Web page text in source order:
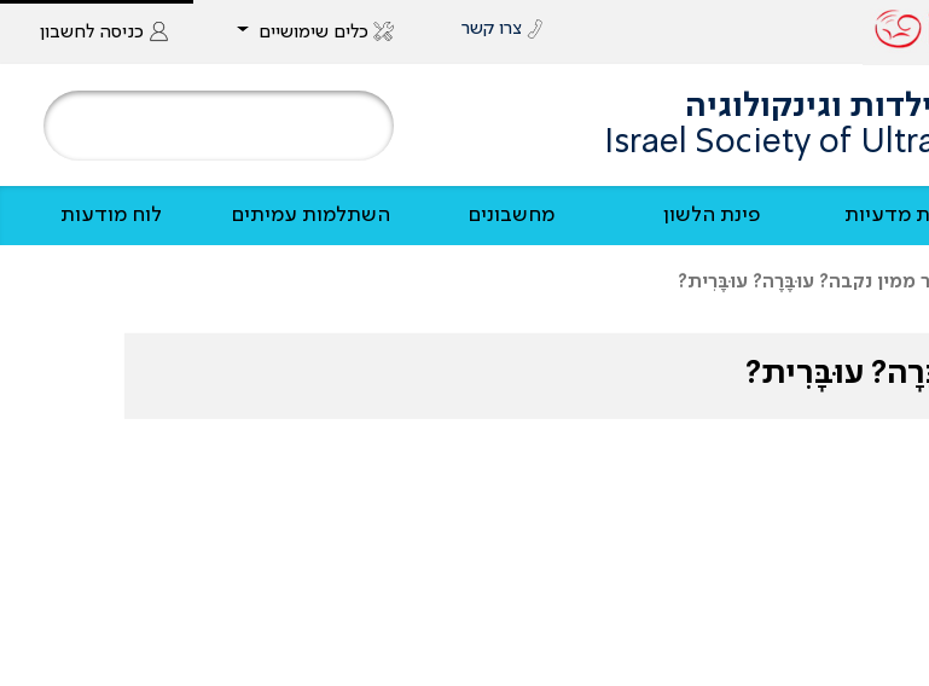
צרו קשר כלים שימושיים כניסה לחשבון
וגינקולוגיה
Israel Society of
מדעיות פינת הלשון מחשבונים השתלמות עמיתים לוח מודעות
ממין נקבה? עוּבָּרָה? עוּבָּרִית?
עוּבָּרִית?